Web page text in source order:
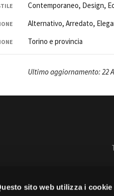
sito web utilizza i cookie
Contemporaneo, Design,
Alternativo, Arredato,
Torino e provincia
Ultimo aggiornamento: 22